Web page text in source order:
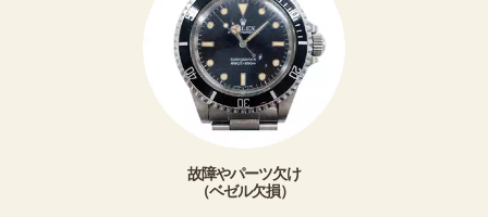
故障やパーツ欠け
（ベゼル欠損）